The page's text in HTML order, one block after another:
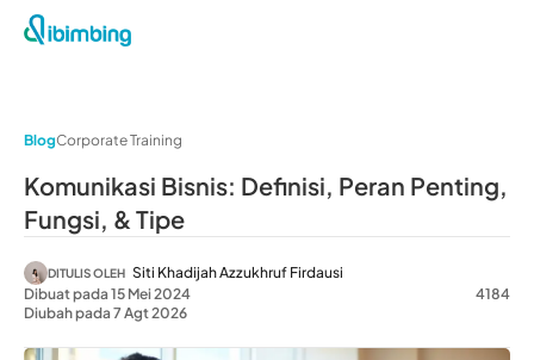
BlogCorporate Training
Komunikasi Bisnis: Definisi, Peran Penting,
Fungsi, & Tipe
DITULIS OLEH Siti Khadijah Azzukhruf Firdausi
Dibuat pada 15 Mei 2024
Diubah pada 7 Agt 2026
4184